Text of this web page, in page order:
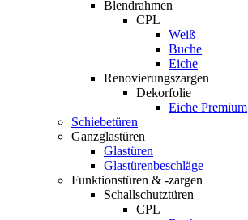
Blendrahmen
CPL
Weiß
Buche
Eiche
Renovierungszargen
Dekorfolie
Eiche Premium
Schiebetüren
Ganzglastüren
Glastüren
Glastürenbeschläge
Funktionstüren & -zargen
Schallschutztüren
CPL